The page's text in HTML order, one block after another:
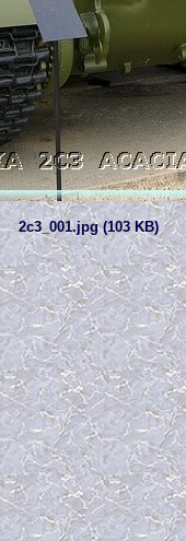
2c3_001.jpg (103 KB)